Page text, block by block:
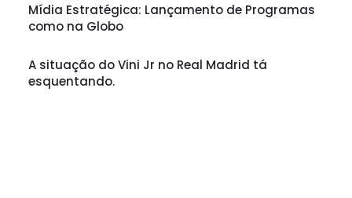
Mídia Estratégica: Lançamento de Programas
como na Globo
A situação do Vini Jr no Real Madrid tá
esquentando.